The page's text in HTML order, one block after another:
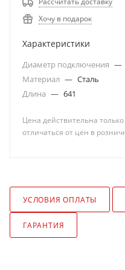
Хочу в подарок
Характеристики
Диаметр подключения —
Материал — Сталь
Длина — 641
Цена действительна
отличаться от цен в
УСЛОВИЯ ОПЛАТЫ
ГАРАНТИЯ